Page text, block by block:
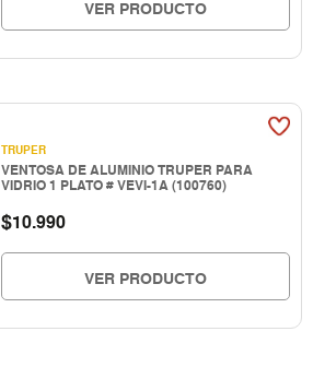
VER PRODUCTO
TRUPER
VENTOSA DE ALUMINIO TRUPER PARA
VIDRIO 1 PLATO # VEVI-1A (100760)
$10.990
VER PRODUCTO